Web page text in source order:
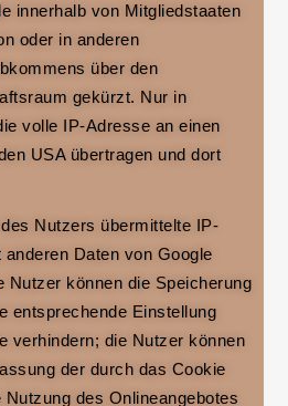
innerhalb von Mitgliedstaaten
oder in anderen
über den
gekürzt. Nur in
volle IP-Adresse an einen
USA übertragen und dort
Nutzers übermittelte IP-
Daten von Google
Nutzer können die Speicherung
entsprechende Einstellung
verhindern; die Nutzer können
der durch das Cookie
des Onlineangebotes